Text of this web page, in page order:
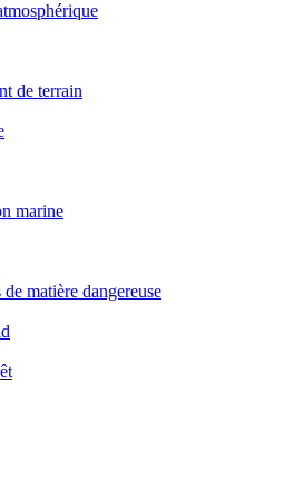
de terrain
marine
de matière dangereuse